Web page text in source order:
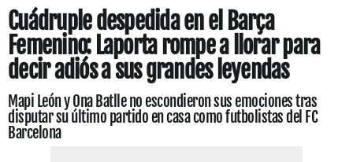
Cuádruple despedida en el Barça
Femenino: Laporta rompe a llorar para
decir adiós a sus grandes leyendas
Mapi León y Ona Batlle no escondieron sus emociones tras
disputar su último partido en casa como futbolistas del FC
Barcelona